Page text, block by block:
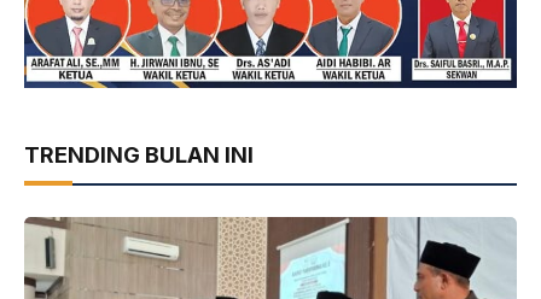
TRENDING BULAN INI